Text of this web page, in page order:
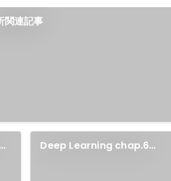
関連記事
Deep Learning chap.6